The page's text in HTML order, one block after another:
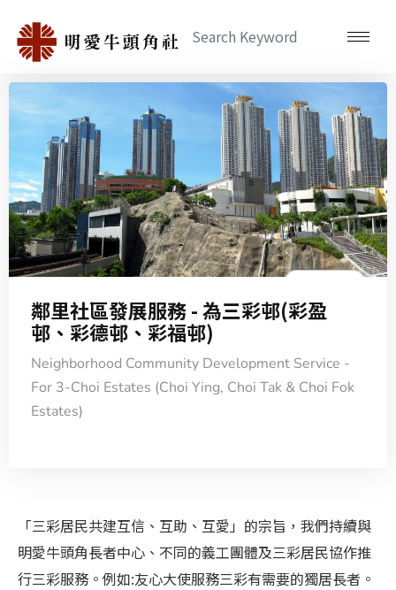
鄰里社區發展服務 - 為三彩邨(彩盈
邨、彩德邨、彩福邨)
Neighborhood Community Development Service -
For 3-Choi Estates (Choi Ying, Choi Tak & Choi Fok
Estates)
「三彩居民共建互信、互助、互愛」的宗旨，我們持續與
明愛牛頭角長者中心、不同的義工團體及三彩居民協作推
行三彩服務。例如:友心大使服務三彩有需要的獨居長者。